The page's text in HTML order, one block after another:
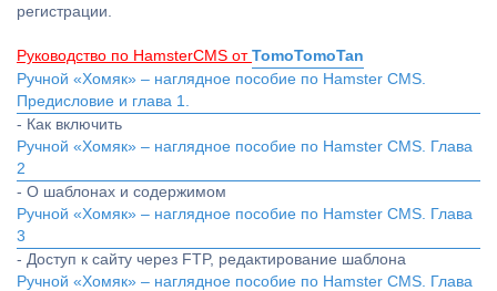
регистрации.
Руководство по HamsterCMS от TomoTomoTan
Ручной «Хомяк» – наглядное пособие по Hamster CMS.
Предисловие и глава 1.
- Как включить
Ручной «Хомяк» – наглядное пособие по Hamster CMS. Глава
2
- О шаблонах и содержимом
Ручной «Хомяк» – наглядное пособие по Hamster CMS. Глава
3
- Доступ к сайту через FTP, редактирование шаблона
Ручной «Хомяк» – наглядное пособие по Hamster CMS. Глава